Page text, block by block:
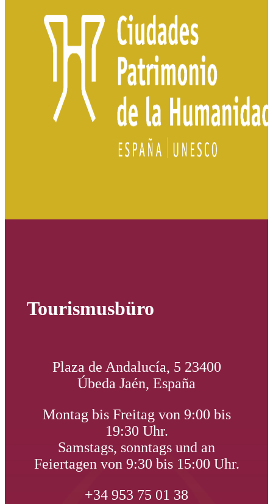
Tourismusbüro
Plaza de Andalucía, 5 23400
Úbeda Jaén, España
Montag bis Freitag von 9:00 bis
19:30 Uhr.
Samstags, sonntags und an
Feiertagen von 9:30 bis 15:00 Uhr.
+34 953 75 01 38